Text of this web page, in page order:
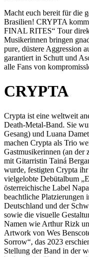
Macht euch bereit für die
Brasilien! CRYPTA
FINAL RITES“ Tour
Musikerinnen bringen
pure, düstere Aggression
garantiert in Schutt und
alle Fans von
CRYPTA
Crypta ist eine weltweit
Death-Metal-Band. Sie
Gesang) und Luana
machen Crypta als Trio
Gastmusikerinnen (an der
mit Gitarristin Tainá
wurde, festigten Crypta
vielgelobte Debütalbum
österreichische Label
beachtliche Platzierungen
Deutschland und der
sowie die visuelle
Namen wie Arthur Rizk
Artwork von Wes
Sorrow“, das 2023
Stellung der Band in der